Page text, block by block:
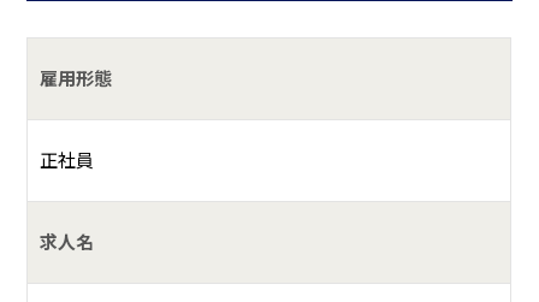
当館は、たった6室の昔ながらの小さなお宿ですが、 美味しい
磯料理と露天風呂、お客様本位でゆったりくつろげるおもて
なしが自慢のお宿です。
雇用形態
正社員
求人名